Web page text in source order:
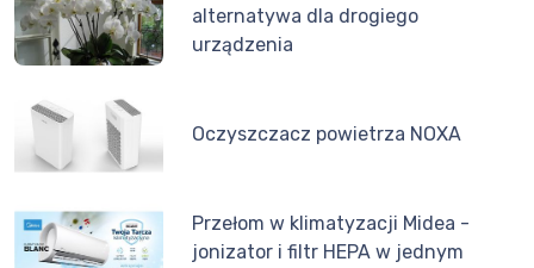
alternatywa dla drogiego
urządzenia
Oczyszczacz powietrza NOXA
Przełom w klimatyzacji Midea -
jonizator i filtr HEPA w jednym